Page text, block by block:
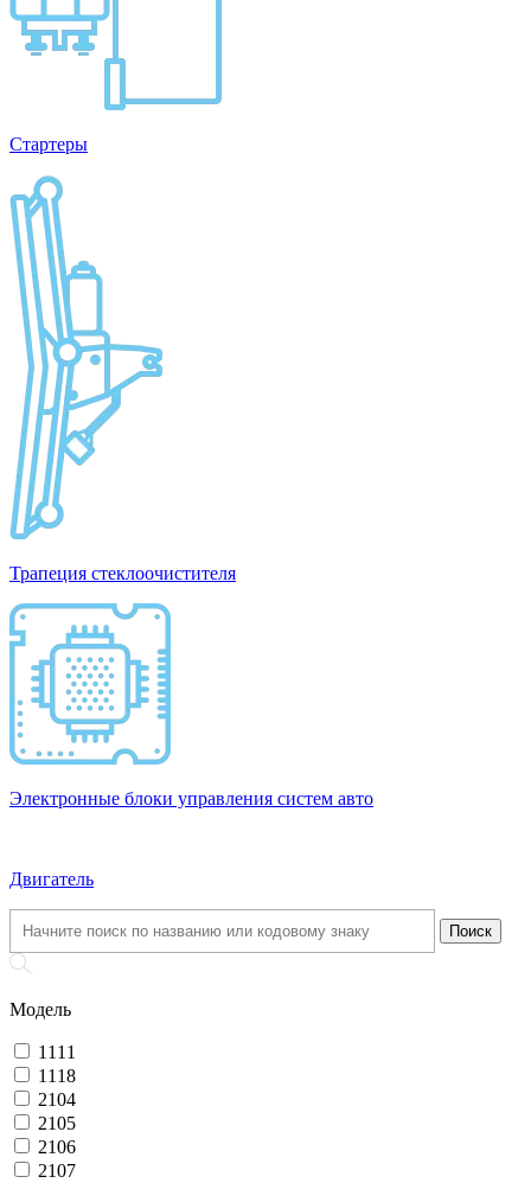
Стартеры
Трапеция стеклоочистителя
Электронные блоки управления систем авто
Двигатель
Модель
1111
1118
2104
2105
2106
2107